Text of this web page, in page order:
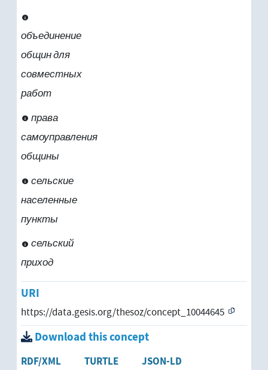
объединение
общин для
совместных
работ
права
самоуправления
общины
сельские
населенные
пункты
сельский
приход
URI
https://data.gesis.org/thesoz/concept_10044645
Download this concept
RDF/XML TURTLE JSON-LD